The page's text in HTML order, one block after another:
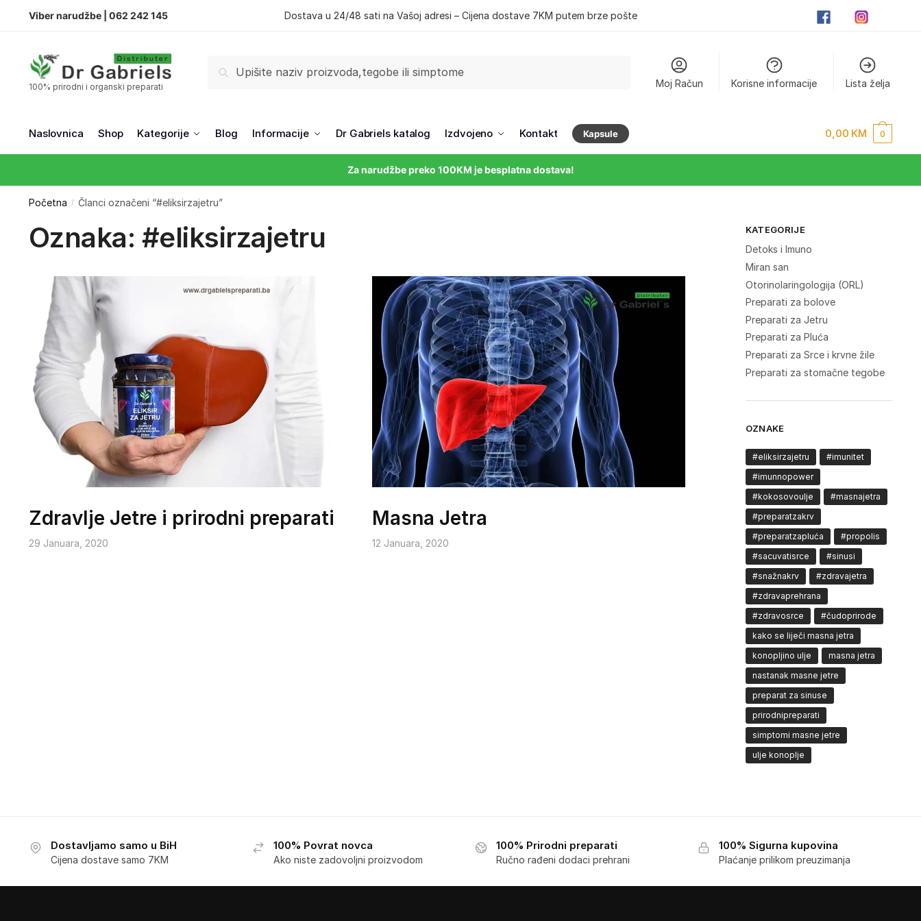
Viber narudžbe | 062 242 145 Dostava u 24/48 sati na Vašoj adresi – Cijena dostave 7KM putem brze pošte
100% prirodni i organski preparati
Pretraži
Moj Račun Korisne informacije Lista želja
Naslovnica Shop Kategorije Blog Informacije Dr Gabriels katalog Izdvojeno Kontakt Kapsule 0,00 KM 0
Za narudžbe preko 100KM je besplatna dostava!
Početna / Članci označeni “#eliksirzajetru”
Oznaka: #eliksirzajetru
Zdravlje Jetre i prirodni preparati
29 Januara, 2020
Masna Jetra
12 Januara, 2020
KATEGORIJE
Detoks i Imuno
Miran san
Otorinolaringologija (ORL)
Preparati za bolove
Preparati za Jetru
Preparati za Pluća
Preparati za Srce i krvne žile
Preparati za stomačne tegobe
OZNAKE
#eliksirzajetru
#imunitet
#imunnopower
#kokosovoulje
#masnajetra
#preparatzakrv
#preparatzapluća
#propolis
#sacuvatisrce
#sinusi
#snažnakrv
#zdravajetra
#zdravaprehrana
#zdravosrce
#čudoprirode
kako se liječi masna jetra
konopljino ulje
masna jetra
nastanak masne jetre
preparat za sinuse
prirodnipreparati
simptomi masne jetre
ulje konoplje
Dostavljamo samo u BiH
Cijena dostave samo 7KM
100% Povrat novca
Ako niste zadovoljni proizvodom
100% Prirodni preparati
Ručno rađeni dodaci prehrani
100% Sigurna kupovina
Plaćanje prilikom preuzimanja